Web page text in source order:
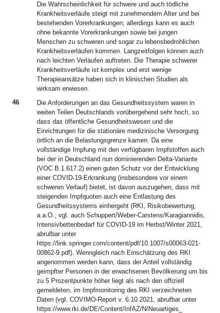
Die Wahrscheinlichkeit für schwere und auch tödliche
Krankheitsverläufe steigt mit zunehmendem Alter und bei
bestehenden Vorerkrankungen; allerdings kann es auch
ohne bekannte Vorerkrankungen sowie bei jungen
Menschen zu schweren und sogar zu lebensbedrohlichen
Krankheitsverläufen kommen. Langzeitfolgen können auch
nach leichten Verläufen auftreten. Die Therapie schwerer
Krankheitsverläufe ist komplex und erst wenige
Therapieansätze haben sich in klinischen Studien als
wirksam erwiesen.
46
Die Anforderungen an das Gesundheitssystem waren in
weiten Teilen Deutschlands vorübergehend sehr hoch, so
dass das öffentliche Gesundheitswesen und die
Einrichtungen für die stationäre medizinische Versorgung
örtlich an die Belastungsgrenze kamen. Da eine
vollständige Impfung mit den verfügbaren Impfstoffen auch
bei der in Deutschland nun dominierenden Delta-Variante
(VOC B.1.617.2) einen guten Schutz vor der Entwicklung
einer COVID-19-Erkrankung (insbesondere vor einem
schweren Verlauf) bietet, ist davon auszugehen, dass mit
steigenden Impfquoten auch eine Entlastung des
Gesundheitssystems einhergeht (RKI, Risikobewertung,
a.a.O.; vgl. auch Schuppert/Weber-Carstens/Karagiannidis,
Intensivbettenbedarf für COVID-19 im Herbst/Winter 2021,
abrufbar unter
https://link.springer.com/content/pdf/10.1007/s00063-021-
00862-9.pdf). Wenngleich nach Einschätzung des RKI
angenommen werden kann, dass der Anteil vollständig
geimpfter Personen in der erwachsenen Bevölkerung um bis
zu 5 Prozentpunkte höher liegt als nach den offiziell
gemeldeten, im Impfmonitoring des RKI verzeichneten
Daten (vgl. COVIMO-Report v. 6.10.2021, abrufbar unter
https://www.rki.de/DE/Content/InfAZ/N/Neuartiges_